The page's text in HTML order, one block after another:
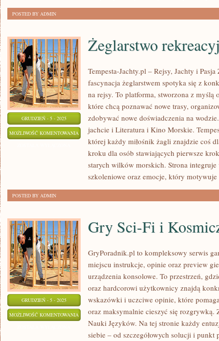
POSTED BY ADMIN
GRUDZIEŃ - 5 - 2025
MOŻLIWOŚĆ KOMENTOWANIA ŻEGLARSTWO
REKREACYJNE
Żeglarstwo
Tempesta-Jachty.pl – Rejsy, Jachty i
fascynacja żeglarstwem spotyka się z
na rejsy. To platforma, stworzona z myślą
które chcą poznawać nowe trasy,
zdobywać nowe doświadczenia na
jachcie i Literatura i Kino Morskie.
której każdy miłośnik żagli znajdzie coś
kroku dla osób stawiających pierwsze
starych wilków morskich. Strona
szkoleniowe oraz emocje, który motywuje
POSTED BY ADMIN
GRUDZIEŃ - 5 - 2025
MOŻLIWOŚĆ KOMENTOWANIA
Gry Sci-Fi i
GryPoradnik.pl to kompleksowy serwis
miejscu instrukcje, opinie oraz preview
urządzenia konsolowe. To przestrzeń,
oraz hardcorowi użytkownicy znajdą
wskazówki i uczciwe opinie, które
oraz maksymalnie cieszyć się
Nauki Języków. Na tej stronie każdy
siebie – od szczegółowych solucji i punkt